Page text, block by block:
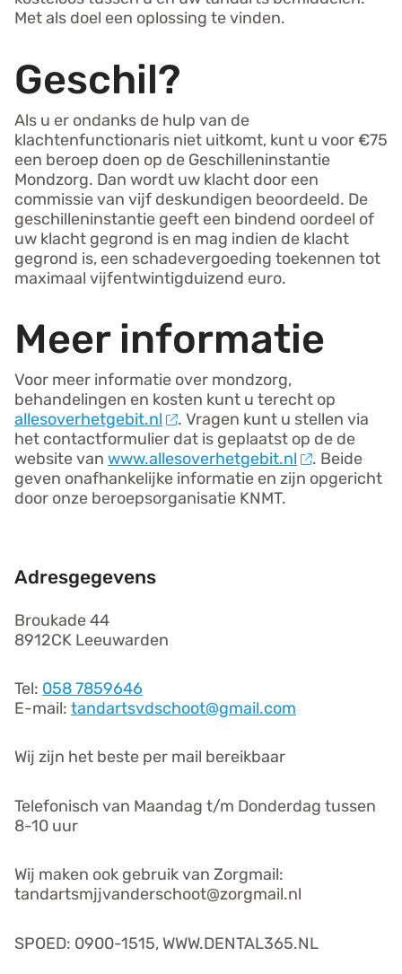
Met als doel een oplossing te vinden.
Geschil?
Als u er ondanks de hulp van de
klachtenfunctionaris niet uitkomt, kunt u voor €75
een beroep doen op de Geschilleninstantie
Mondzorg. Dan wordt uw klacht door een
commissie van vijf deskundigen beoordeeld. De
geschilleninstantie geeft een bindend oordeel of
uw klacht gegrond is en mag indien de klacht
gegrond is, een schadevergoeding toekennen tot
maximaal vijfentwintigduizend euro.
Meer informatie
Voor meer informatie over mondzorg,
behandelingen en kosten kunt u terecht op
allesoverhetgebit.nl
. Vragen kunt u stellen via
het contactformulier dat is geplaatst op de de
website van www.allesoverhetgebit.nl
. Beide
geven onafhankelijke informatie en zijn opgericht
door onze beroepsorganisatie KNMT.
Adresgegevens
Broukade 44
8912CK Leeuwarden
Tel: 058 7859646
E-mail: tandartsvdschoot@gmail.com
Wij zijn het beste per mail bereikbaar
Telefonisch van Maandag t/m Donderdag tussen
8-10 uur
Wij maken ook gebruik van Zorgmail:
tandartsmjjvanderschoot@zorgmail.nl
SPOED: 0900-1515, WWW.DENTAL365.NL